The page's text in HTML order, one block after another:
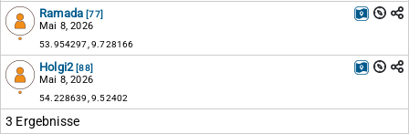
Ramada [77]
Mai 8, 2026
53.954297, 9.728166
Holgi2 [88]
Mai 8, 2026
54.228639, 9.52402
3 Ergebnisse